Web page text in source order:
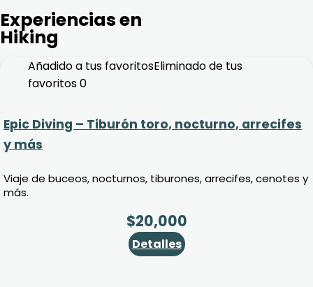
Experiencias en
Hiking
Añadido a tus favoritosEliminado de tus
favoritos0
Epic Diving – Tiburón toro, nocturno, arrecifes
y más
Viaje de buceos, nocturnos, tiburones, arrecifes, cenotes y
más.
$20,000
Detalles